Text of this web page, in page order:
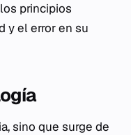
principios
y el error en su
sino que surge de